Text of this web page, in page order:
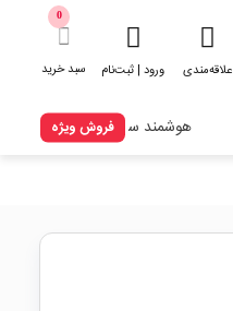
علاقه‌مندی ورود | ثبت‌نام
0
سبد خرید
هوشمند سازیفروش ویژه